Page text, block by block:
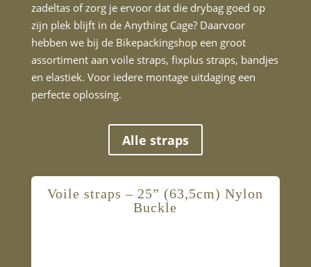
zadeltas of zorg je ervoor dat die drybag goed op
zijn plek blijft in de Anything Cage? Daarvoor
hebben we bij de Bikepackingshop een groot
assortiment aan voile straps, fixplus straps, bandjes
en elastiek. Voor iedere montage uitdaging een
perfecte oplossing.
Alle straps
Voile straps – 25” (63,5cm) Nylon
Buckle